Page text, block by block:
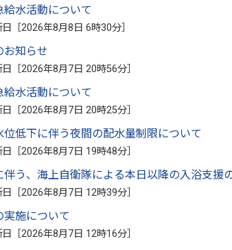
給水活動について
日［2026年8月8日 6時30分
お知らせ
日［2026年8月7日 20時56分
給水活動について
日［2026年8月7日 20時25分
位低下に伴う夜間の配水量制限について
日［2026年8月7日 19時48分
伴う、海上自衛隊による本日以降の入浴支援
日［2026年8月7日 12時39分
実施について
日［2026年8月7日 12時16分
14日更新
15日更新 八代景観インスタグラムのフォロー
8日更新
【八代市用途地域見直し業務委託
月15日更新 第20回八代市都市計画審議会審議結
13日更新 風致地区内行為の事務手続きは4月
7日更新 八代市立地適正化計画策定に関す
月6日更新 太陽光発電施設の設置に関する景観